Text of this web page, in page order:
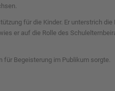
für die Kinder. Er unterstrich
er auf die Rolle des
für Begeisterung im Publikum sorgte.